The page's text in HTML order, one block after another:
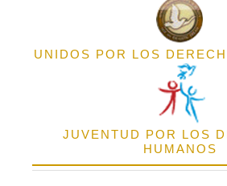
UNIDOS POR LOS
JUVENTUD POR LOS
HUMANOS